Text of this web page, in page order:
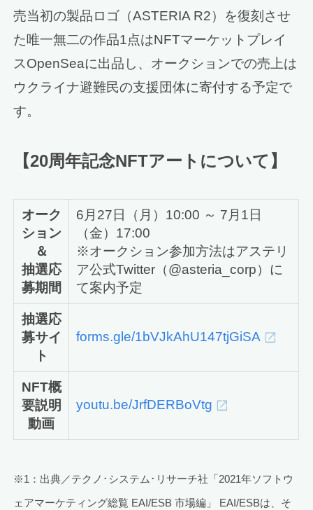
売当初の製品ロゴ（ASTERIA R2）を復刻させ
た唯一無二の作品1点はNFTマーケットプレイ
スOpenSeaに出品し、オークションでの売上は
ウクライナ避難民の支援団体に寄付する予定で
す。
【20周年記念NFTアートについて】
オーク
ション
＆
抽選応
募期間
6月27日（月）10:00 ～ 7月1日
（金）17:00
※オークション参加方法はアステリ
ア公式Twitter（@asteria_corp）に
て案内予定
抽選応
募サイ
ト
forms.gle/1bVJkAhU147tjGiSA
NFT概
要説明
動画
youtu.be/JrfDERBoVtg
※1：出典／テクノ･システム･リサーチ社「2021年ソフトウ
ェアマーケティング総覧 EAI/ESB 市場編」 EAI/ESBは、そ